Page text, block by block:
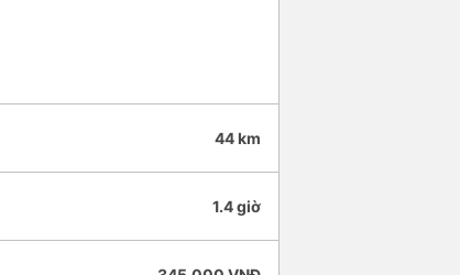
44 km
1.4 giờ